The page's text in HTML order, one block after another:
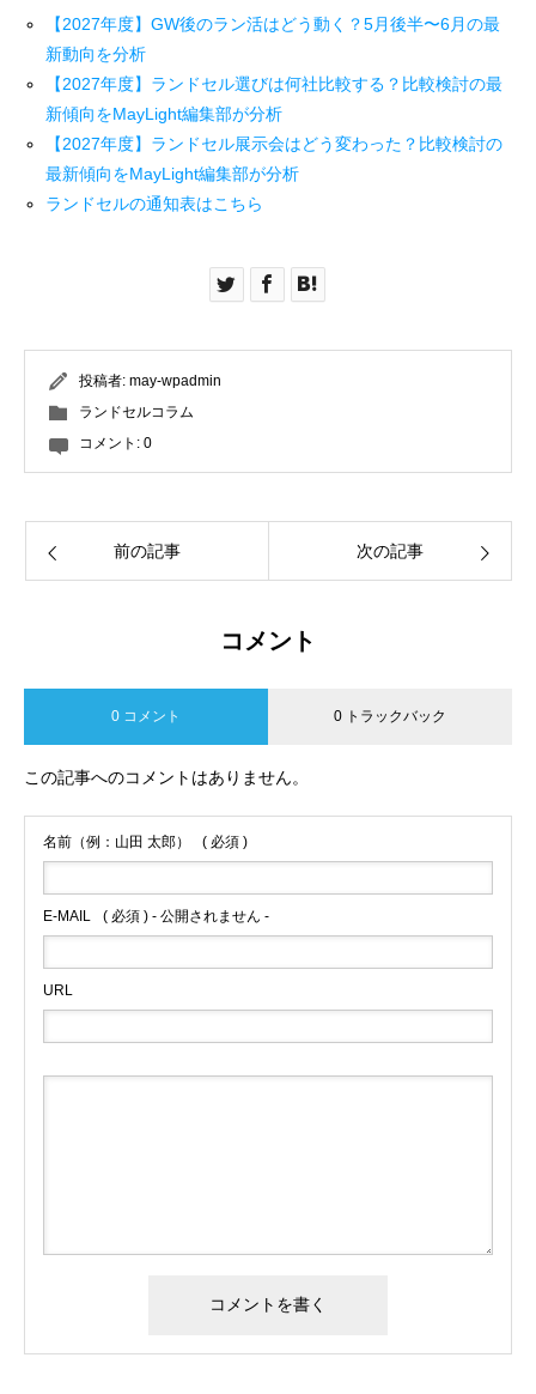
【2027年度】GW後のラン活はどう動く？5月後半〜6月の最
新動向を分析
【2027年度】ランドセル選びは何社比較する？比較検討の最
新傾向をMayLight編集部が分析
【2027年度】ランドセル展示会はどう変わった？比較検討の
最新傾向をMayLight編集部が分析
ランドセルの通知表はこちら
投稿者: may-wpadmin
ランドセルコラム
コメント: 0
前の記事 次の記事
コメント
0 コメント 0 トラックバック
この記事へのコメントはありません。
名前（例：山田 太郎） ( 必須 )
E-MAIL ( 必須 ) - 公開されません -
URL